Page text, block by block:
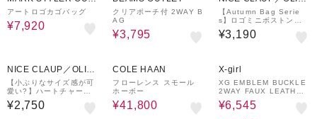
LET
アートロゴカゴバッグ
¥7,920
クリアポーチ付 2WAY B
AG
¥3,795
E des OLIVE
【Autumn Bag Serie
s】ロゴミニボストンバ
ッグ
¥3,190
NICE CLAUP／OLIV
E des OLIVE
【小ぶりなサイズ感が可
愛い?】ハートチャーム
付きボウリングバッグ
¥2,750
COLE HAAN
フローレンス スモール
ホーボー
¥41,800
X-girl
XG EMBLEM BUCKLE
2WAY FAUX LEATHER
BAG
¥6,545